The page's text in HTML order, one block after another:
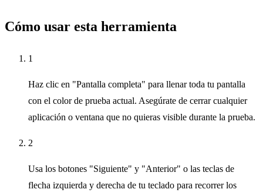
Cómo usar esta herramienta
1
Haz clic en "Pantalla completa" para llenar toda tu pantalla
con el color de prueba actual. Asegúrate de cerrar cualquier
aplicación o ventana que no quieras visible durante la prueba.
2
Usa los botones "Siguiente" y "Anterior" o las teclas de
flecha izquierda y derecha de tu teclado para recorrer los